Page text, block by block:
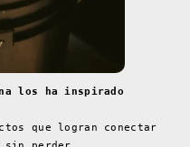
los ha inspirado
que logran conectar